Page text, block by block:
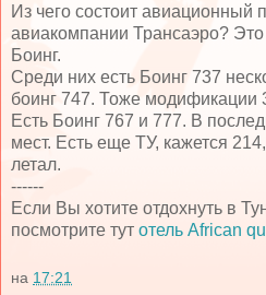
Из чего состоит авиационный
авиакомпании Трансаэро?
Боинг.
Среди них есть Боинг 737
боинг 747. Тоже модификации
Есть Боинг 767 и 777. В
мест. Есть еще ТУ, кажется
летал.
------
Если Вы хотите отдохнуть в
посмотрите тут отель African
на 17:21